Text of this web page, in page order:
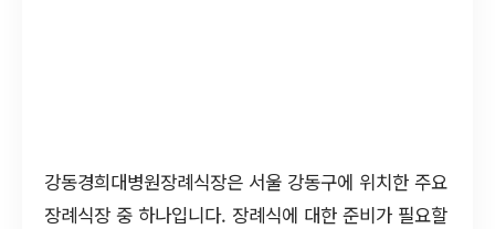
강동경희대병원장례식장은 서울 강동구에 위치한 주요
장례식장 중 하나입니다. 장례식에 대한 준비가 필요할